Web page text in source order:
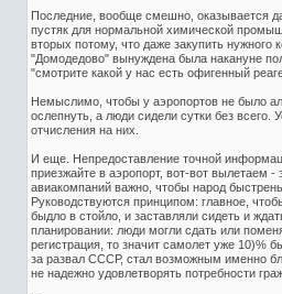
Последние, вообще смешно, оказывается
пустяк для нормальной химической
вторых потому, что даже закупить нужного
"Домодедово" вынуждена была накануне
"смотрите какой у нас есть офигенный
Немыслимо, чтобы у аэропортов не было
ослепнуть, а люди сидели сутки без
отчисления на них.
И еще. Непредоставление точной
приезжайте в аэропорт, вот-вот
авиакомпаний важно, чтобы народ
Руководствуются принципом: главное,
быдло в стойло, и заставляли сидеть и
планировании: люди могли сдать или
регистрация, то значит самолет уже 10)%
за развал СССР, стал возможным именно
не надежно удовлетворять потребности